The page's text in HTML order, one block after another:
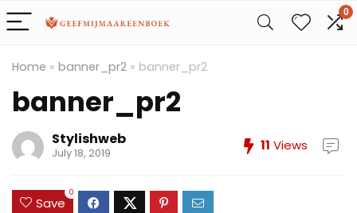
0
Home » banner_pr2 » banner_pr2
banner_pr2
Stylishweb
July 18, 2019 11 Views
Save
0